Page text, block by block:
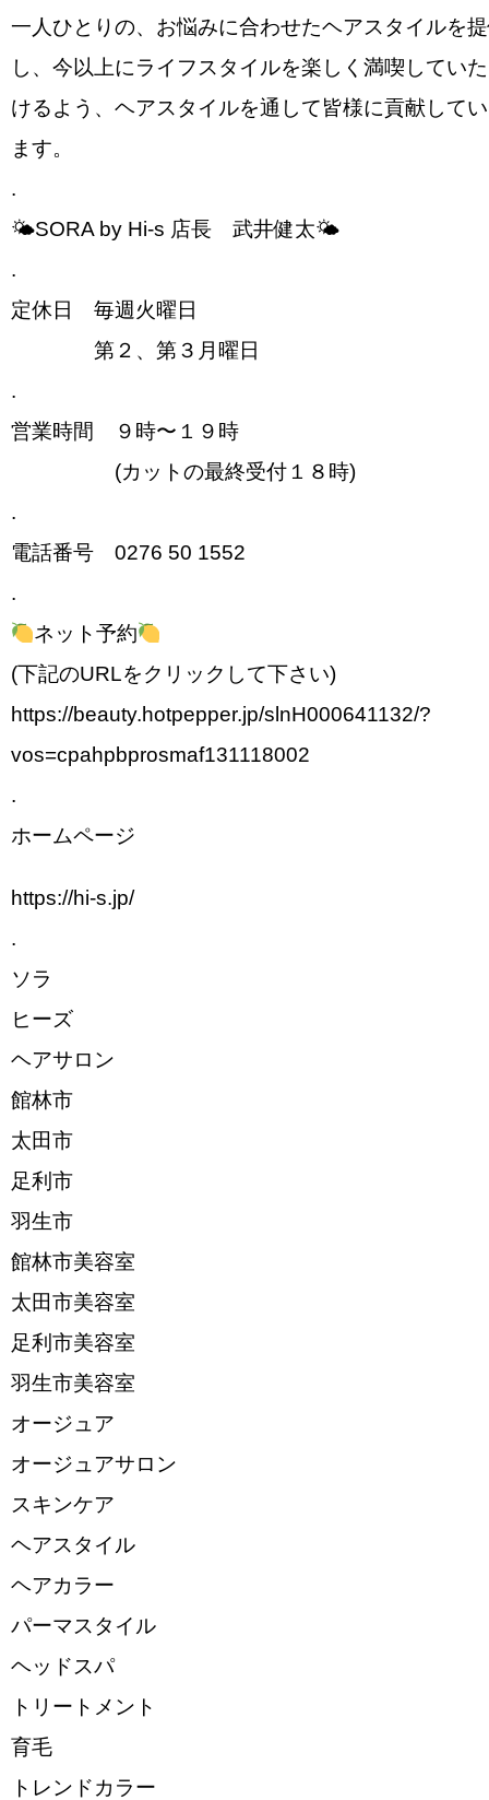
一人ひとりの、お悩みに合わせたヘアスタイルを
し、今以上にライフスタイルを楽しく満喫してい
けるよう、ヘアスタイルを通して皆様に貢献して
ます。
.
🌤SORA by Hi-s 店長 武井健太🌤
.
定休日 毎週火曜日
第２、第３月曜日
.
営業時間 ９時〜１９時
(カットの最終受付１８時)
.
電話番号 0276 50 1552
.
ネット予約
(下記のURLをクリックして下さい)
https://beauty.hotpepper.jp/slnH000641132/?
vos=cpahpbprosmaf131118002
.
ホームページ
https://hi-s.jp/
.
ソラ
ヒーズ
ヘアサロン
館林市
太田市
足利市
羽生市
館林市美容室
太田市美容室
足利市美容室
羽生市美容室
オージュア
オージュアサロン
スキンケア
ヘアスタイル
ヘアカラー
パーマスタイル
ヘッドスパ
トリートメント
育毛
トレンドカラー